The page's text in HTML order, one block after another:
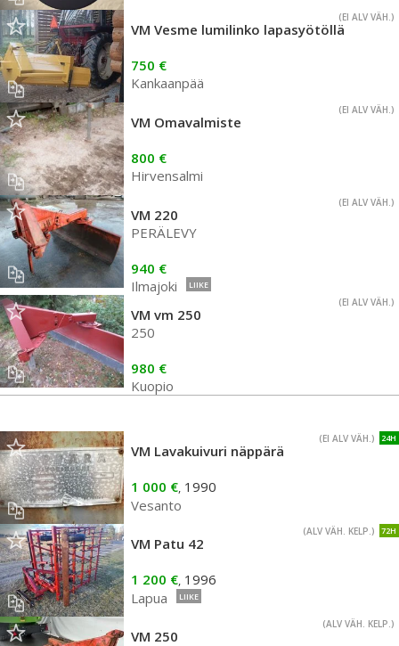
(EI ALV VÄH.)
VM Vesme lumilinko lapasyötöllä
750 €
Kankaanpää
(EI ALV VÄH.)
VM Omavalmiste
800 €
Hirvensalmi
(EI ALV VÄH.)
VM 220
PERÄLEVY
940 €
Ilmajoki
LIIKE
(EI ALV VÄH.)
VM vm 250
250
980 €
Kuopio
24H
(EI ALV VÄH.)
VM Lavakuivuri näppärä
1 000 €, 1990
Vesanto
72H
(ALV VÄH. KELP.)
VM Patu 42
1 200 €, 1996
Lapua
LIIKE
(ALV VÄH. KELP.)
VM 250